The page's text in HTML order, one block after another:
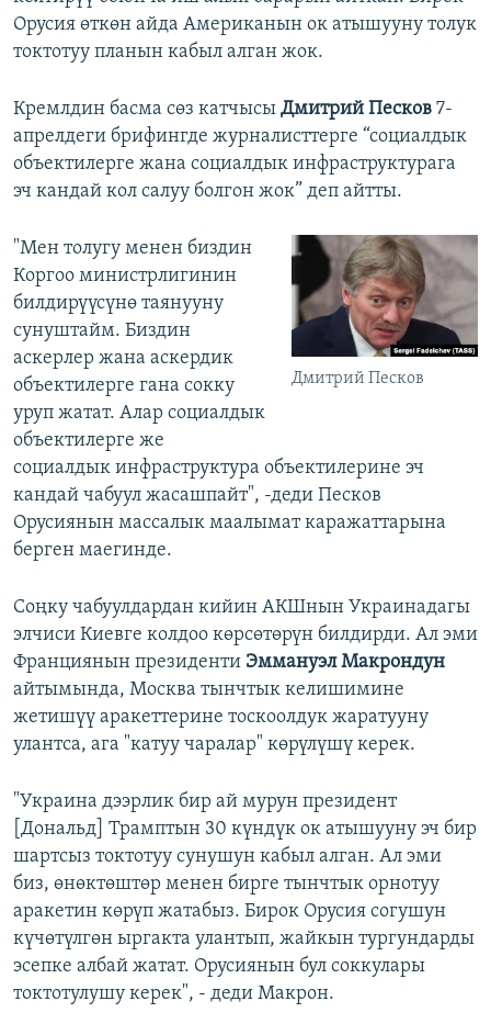
Орусия өткөн айда Американын ок атышууну толук
токтотуу планын кабыл алган жок.
Кремлдин басма сөз катчысы Дмитрий Песков 7-
апрелдеги брифингде журналисттерге “социалдык
объектилерге жана социалдык инфраструктурага
эч кандай кол салуу болгон жок” деп айтты.
Дмитрий Песков
"Мен толугу менен биздин
Коргоо министрлигинин
билдирүүсүнө таянууну
сунуштайм. Биздин
аскерлер жана аскердик
объектилерге гана сокку
уруп жатат. Алар социалдык
объектилерге же
социалдык инфраструктура объектилерине эч
кандай чабуул жасашпайт", -деди Песков
Орусиянын массалык маалымат каражаттарына
берген маегинде.
Соңку чабуулдардан кийин АКШнын Украинадагы
элчиси Киевге колдоо көрсөтөрүн билдирди. Ал эми
Франциянын президенти Эммануэл Макрондун
айтымында, Москва тынчтык келишимине
жетишүү аракеттерине тоскоолдук жаратууну
улантса, ага "катуу чаралар" көрүлүшү керек.
"Украина дээрлик бир ай мурун президент
[Дональд] Трамптын 30 күндүк ок атышууну эч бир
шартсыз токтотуу сунушун кабыл алган. Ал эми
биз, өнөктөштөр менен бирге тынчтык орнотуу
аракетин көрүп жатабыз. Бирок Орусия согушун
күчөтүлгөн ыргакта улантып, жайкын тургундарды
эсепке албай жатат. Орусиянын бул соккулары
токтотулушу керек", - деди Макрон.